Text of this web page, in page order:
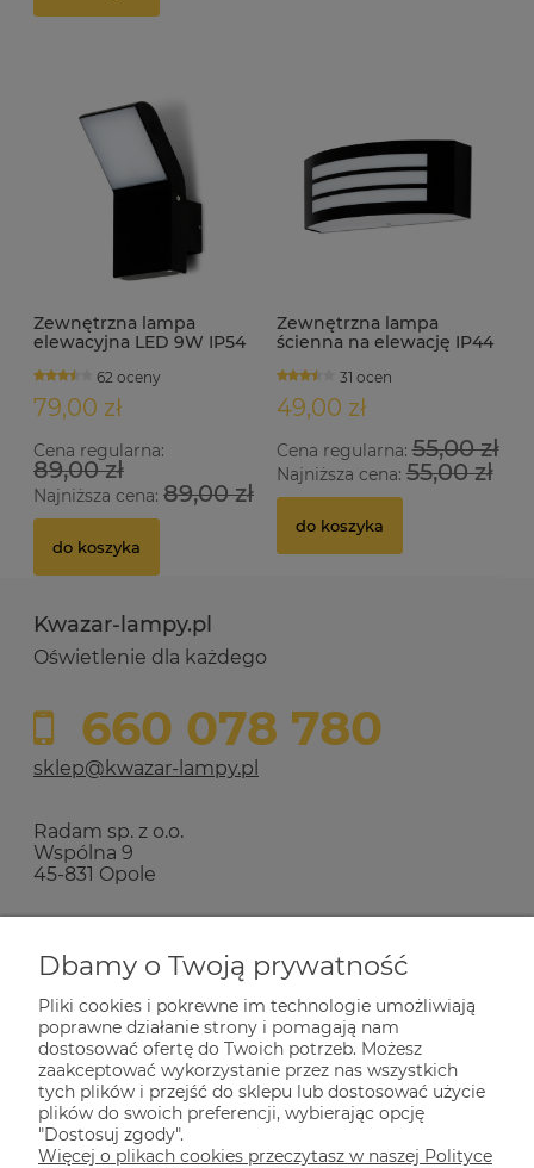
Zewnętrzna lampa
elewacyjna LED 9W IP54
62 oceny
79,00 zł
Cena regularna:
89,00 zł
Najniższa cena: 89,00 zł
do koszyka
Zewnętrzna lampa
ścienna na elewację IP44
31 ocen
49,00 zł
Cena regularna:55,00 zł
Najniższa cena:55,00 zł
do koszyka
Kwazar-lampy.pl
Oświetlenie dla każdego
660 078 780
sklep@kwazar-lampy.pl
Radam sp. z o.o.
Wspólna 9
45-831 Opole
Zakupy
Pomoc
Dla Ciebie
Informacje
Dbamy o Twoją prywatność
Pliki cookies i pokrewne im technologie umożliwiają
poprawne działanie strony i pomagają nam
dostosować ofertę do Twoich potrzeb. Możesz
zaakceptować wykorzystanie przez nas wszystkich
tych plików i przejść do sklepu lub dostosować użycie
plików do swoich preferencji, wybierając opcję
"Dostosuj zgody".
Więcej o plikach cookies przeczytasz w naszej Polityce